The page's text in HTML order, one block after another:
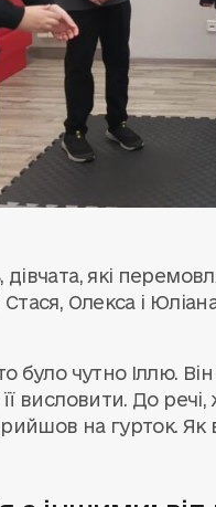
дівчата, які
Стася, Олекса і
було чутно Іллю.
її висловити. До
на гурток. Як